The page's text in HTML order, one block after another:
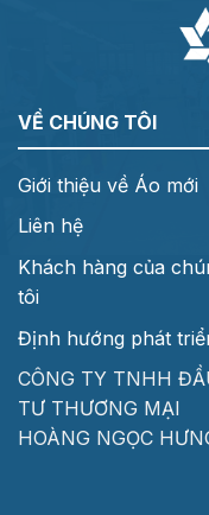
VỀ CHÚNG TÔI
Giới thiệu về Áo mới
Liên hệ
Khách hàng của
tôi
Định hướng phát
CÔNG TY TNHH
TƯ THƯƠNG MẠI
HOÀNG NGỌC